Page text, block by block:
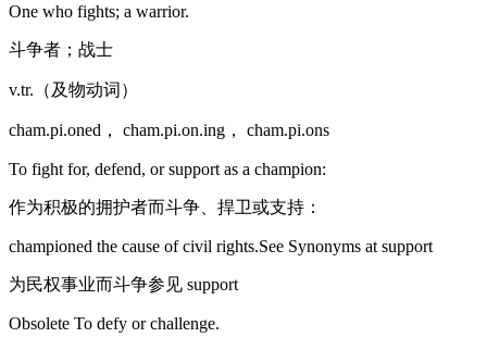
One who fights; a warrior.
斗争者；战士
v.tr.（及物动词）
cham.pi.oned， cham.pi.on.ing， cham.pi.ons
To fight for, defend, or support as a champion:
作为积极的拥护者而斗争、捍卫或支持：
championed the cause of civil rights.See Synonyms at support
为民权事业而斗争参见 support
Obsolete To defy or challenge.